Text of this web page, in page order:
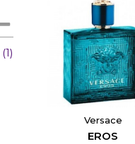
1
Versace
EROS